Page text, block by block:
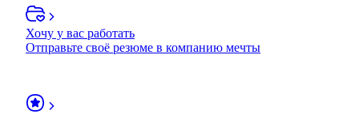
Хочу у вас работать
Отправьте своё резюме в компанию мечты